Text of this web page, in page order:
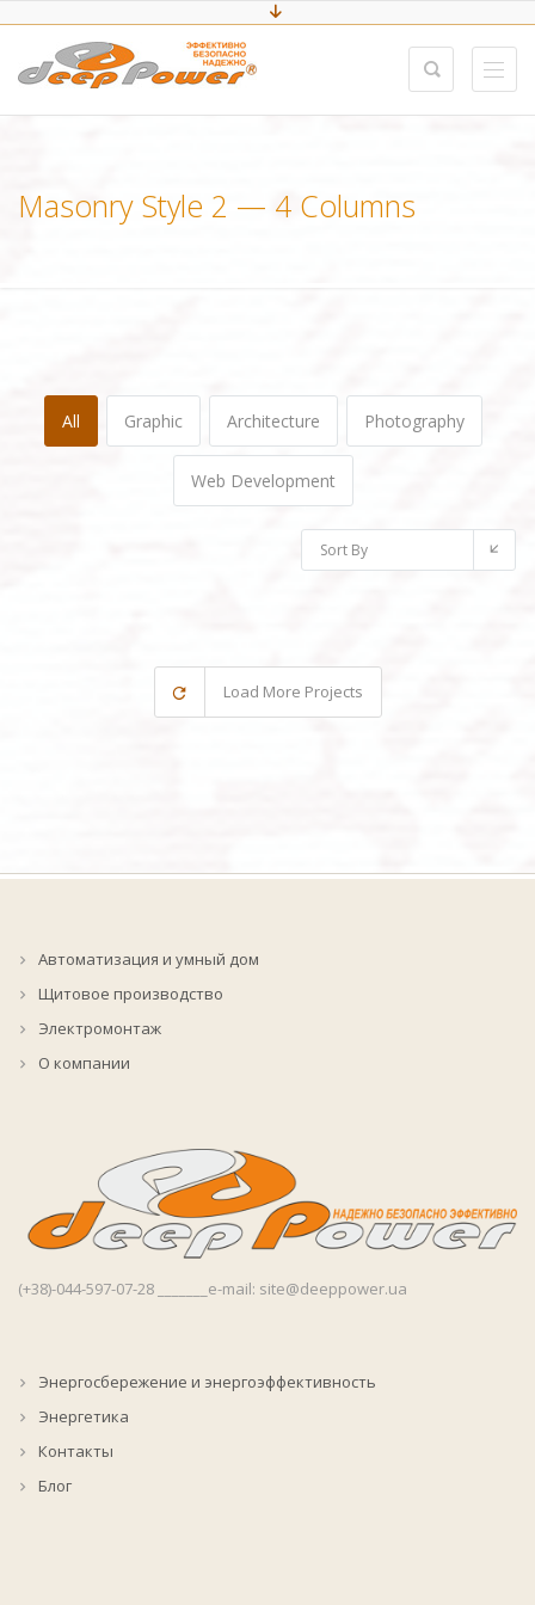
Masonry Style 2 — 4 Columns
All Graphic Architecture Photography
Web Development
Sort By
Load More Projects
Автоматизация и умный дом
Щитовое производство
Электромонтаж
О компании
(+38)-044-597-07-28 _______e-mail: site@deeppower.ua
Энергосбережение и энергоэффективность
Энергетика
Контакты
Блог